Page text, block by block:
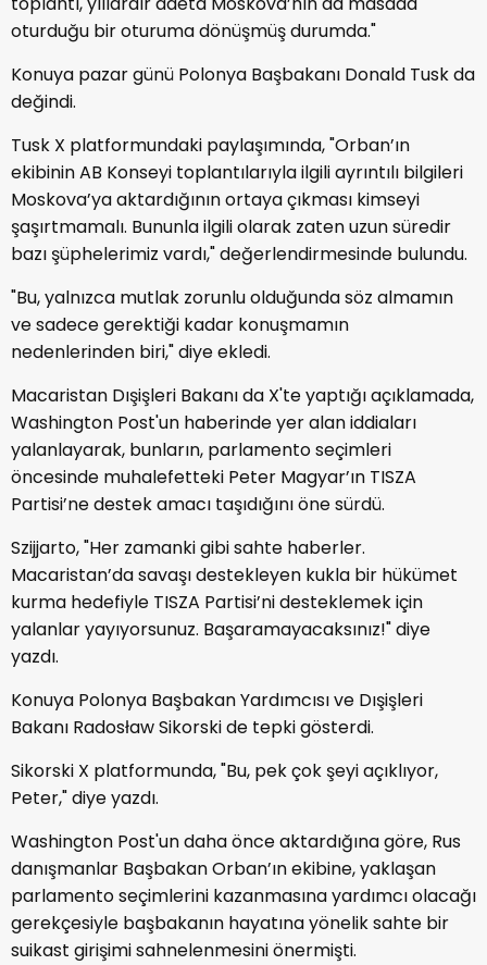
oturduğu bir oturuma dönüşmüş durumda."
Konuya pazar günü Polonya Başbakanı Donald Tusk da
değindi.
Tusk X platformundaki paylaşımında, "Orban’ın
ekibinin AB Konseyi toplantılarıyla ilgili ayrıntılı bilgileri
Moskova’ya aktardığının ortaya çıkması kimseyi
şaşırtmamalı. Bununla ilgili olarak zaten uzun süredir
bazı şüphelerimiz vardı," değerlendirmesinde bulundu.
"Bu, yalnızca mutlak zorunlu olduğunda söz almamın
ve sadece gerektiği kadar konuşmamın
nedenlerinden biri," diye ekledi.
Macaristan Dışişleri Bakanı da X'te yaptığı açıklamada,
Washington Post'un haberinde yer alan iddiaları
yalanlayarak, bunların, parlamento seçimleri
öncesinde muhalefetteki Peter Magyar’ın TISZA
Partisi’ne destek amacı taşıdığını öne sürdü.
Szijjarto, "Her zamanki gibi sahte haberler.
Macaristan’da savaşı destekleyen kukla bir hükümet
kurma hedefiyle TISZA Partisi’ni desteklemek için
yalanlar yayıyorsunuz. Başaramayacaksınız!" diye
yazdı.
Konuya Polonya Başbakan Yardımcısı ve Dışişleri
Bakanı Radosław Sikorski de tepki gösterdi.
Sikorski X platformunda, "Bu, pek çok şeyi açıklıyor,
Peter," diye yazdı.
Washington Post'un daha önce aktardığına göre, Rus
danışmanlar Başbakan Orban’ın ekibine, yaklaşan
parlamento seçimlerini kazanmasına yardımcı olacağı
gerekçesiyle başbakanın hayatına yönelik sahte bir
suikast girişimi sahnelenmesini önermişti.